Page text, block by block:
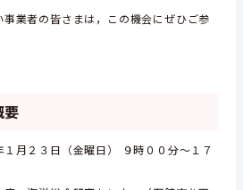
業者の皆さまは，この機会にぜひご参
要
月２３日（金曜日） ９時００分～１７